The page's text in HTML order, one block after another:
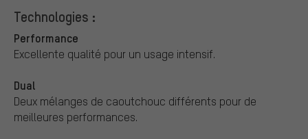
Technologies :
Performance
Excellente qualité pour un usage intensif.
Dual
Deux mélanges de caoutchouc différents pour de
meilleures performances.